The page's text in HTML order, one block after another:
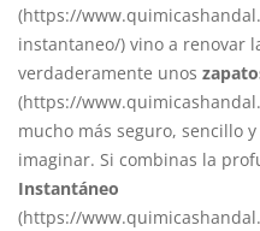
(https://
instantaneo/) vino a renovar
verdaderamente unos
(https://
mucho más seguro, sencillo
imaginar. Si combinas la
Instantáneo
(https://